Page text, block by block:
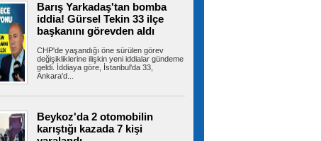
İran'dan Hürmüz açıklaması:
'Umman ile ulaşım güzergahına ilişkin
mutabakata varıldı'
İran Dışişleri Bakanlığı Sözcüsü İsmail Bekayi,
İran ile Umman'ın Hürmüz...
Çerçeve Yasa Teklifi'nin maddeleri belli oldu,
işte tam metni
12 maddeden oluşan tam metni ortaya çıktı.
Barış Yarkadaş'tan bomba
iddia! Gürsel Tekin 33 ilçe
başkanını görevden aldı
CHP'de yaşandığı öne sürülen görev
değişikliklerine ilişkin yeni iddialar gündeme
geldi. İddiaya göre, İstanbul'da 33,
Ankara'd...
Beykoz'da 2 otomobilin
karıştığı kazada 7 kişi